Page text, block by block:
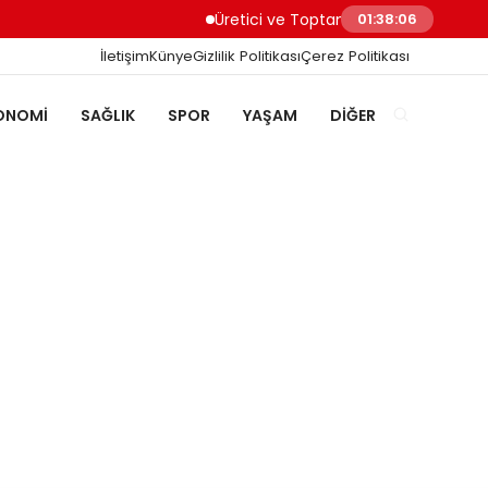
Üretici ve Toptancılar Dijital Sipariş
01:38:07
İletişimKünyeGizlilik PolitikasıÇerez Politikası
SAĞLIK SPOR YAŞAM DIĞER